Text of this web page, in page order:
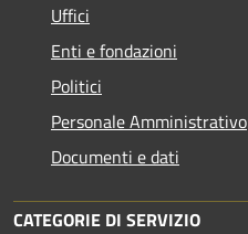
Uffici
Enti e fondazioni
Politici
Personale Amministrativo
Documenti e dati
CATEGORIE DI SERVIZIO